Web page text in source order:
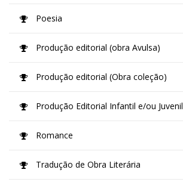
Poesia
Produção editorial (obra Avulsa)
Produção editorial (Obra coleção)
Produção Editorial Infantil e/ou Juvenil
Romance
Tradução de Obra Literária